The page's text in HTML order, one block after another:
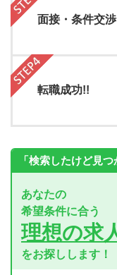
面接・条件交渉
転職成功!!
「検索したけど見
あなたの
希望条件に合う
理想の求
をお探しします！